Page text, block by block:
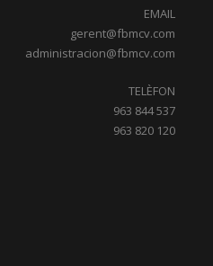
EMAIL
gerent@fbmcv.com
administracion@fbmcv.com
TELÈFON
963 844 537
963 820 120